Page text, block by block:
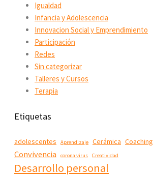
Igualdad
Infancia y Adolescencia
Innovacion Social y Emprendimiento
Participación
Redes
Sin categorizar
Talleres y Cursos
Terapia
Etiquetas
adolescentes Aprendizaje Cerámica Coaching
Convivencia corona virus Creatividad
Desarrollo personal